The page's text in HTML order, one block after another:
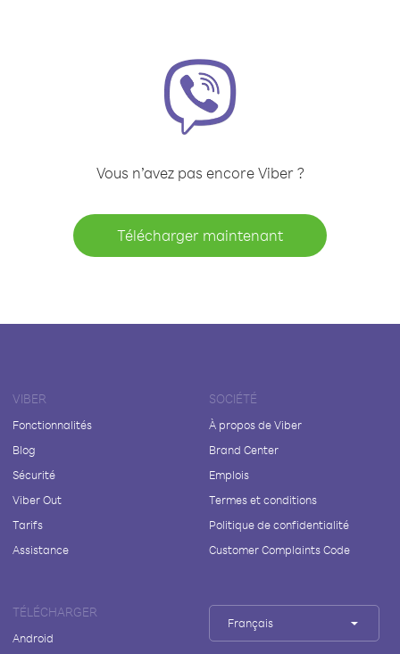
Vous n’avez pas encore Viber ?
Télécharger maintenant
VIBER
Fonctionnalités
Blog
Sécurité
Viber Out
Tarifs
Assistance
SOCIÉTÉ
À propos de Viber
Brand Center
Emplois
Termes et conditions
Politique de confidentialité
Customer Complaints Code
TÉLÉCHARGER
Android
Français